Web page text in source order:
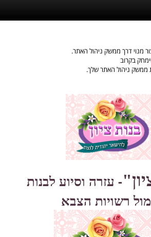
מנוי דרך ממשק ניהול האתר.
בקרוב
ממשק ניהול האתר שלך.
- עזרה וסיוע לבנות
רשויות הצבא